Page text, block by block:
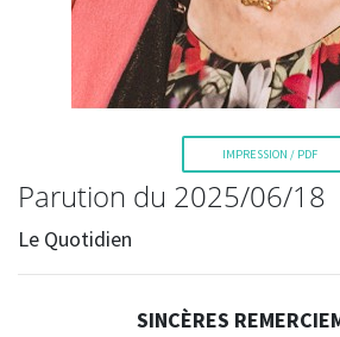
RECHERCHER
IMPRESSION / PDF
Parution du 2025/06/18
Le Quotidien
SINCÈRES